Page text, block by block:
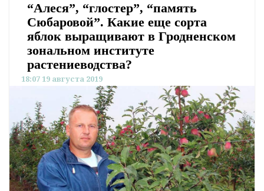
“Алеся”, “глостер”, “память
Сюбаровой”. Какие еще сорта
яблок выращивают в Гродненском
зональном институте
растениеводства?
18:07 19 августа 2019